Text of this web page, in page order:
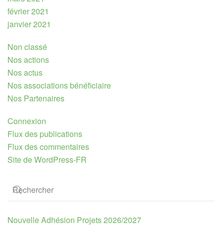
février 2021
janvier 2021
Non classé
Nos actions
Nos actus
Nos associations bénéficiaire
Nos Partenaires
Connexion
Flux des publications
Flux des commentaires
Site de WordPress-FR
Nouvelle Adhésion Projets 2026/2027